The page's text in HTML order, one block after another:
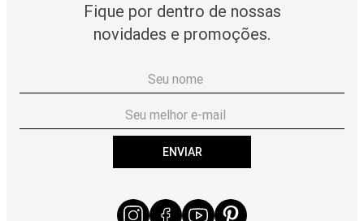
Fique por dentro de nossas
novidades e promoções.
ENVIAR